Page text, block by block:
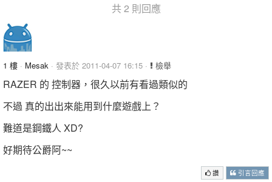
共 2 則回應
1 樓 · Mesak · 發表於 2011-04-07 16:15 · 檢舉
RAZER 的 控制器，很久以前有看過類似的
不過 真的出出來能用到什麼遊戲上？
難道是鋼鐵人 XD?
好期待公爵阿~~
讚 引言回應